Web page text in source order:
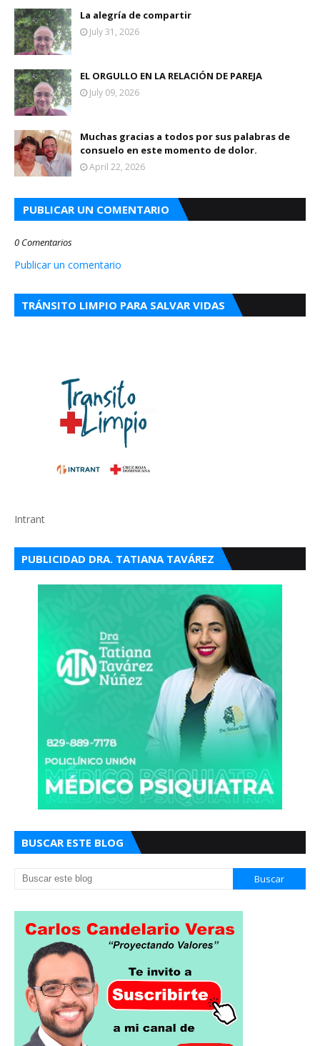
La alegría de compartir
July 31, 2026
EL ORGULLO EN LA RELACIÓN DE PAREJA
July 09, 2026
Muchas gracias a todos por sus palabras de
consuelo en este momento de dolor.
April 22, 2026
PUBLICAR UN COMENTARIO
0 Comentarios
Publicar un comentario
TRÁNSITO LIMPIO PARA SALVAR VIDAS
Intrant
PUBLICIDAD DRA. TATIANA TAVÁREZ
BUSCAR ESTE BLOG